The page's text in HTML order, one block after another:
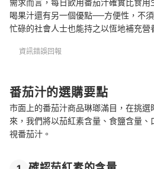
需求而言，每日飲用番茄汁確實比食用
喝果汁還有另一個優點──方便性，不
忙碌的社會人士也能持之以恆地補充營
資訊錯誤回報
番茄汁的選購要點
市面上的番茄汁商品琳瑯滿目，在挑
來，我們將以茄紅素含量、食鹽含量
視番茄汁。